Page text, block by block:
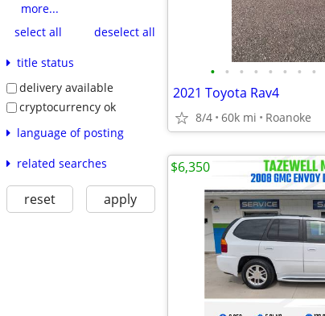
more...
select all
deselect all
title status
delivery available
cryptocurrency ok
language of posting
related searches
reset apply
• • • • • • • •
2021 Toyota Rav4
8/4 60k mi Roanoke
$6,350